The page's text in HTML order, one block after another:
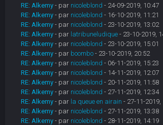
RE: Alkemy - par nicoleblond - 24-09-2019, 10:47
RE: Alkemy - par nicoleblond - 16-10-2019, 11:21
RE: Alkemy - par nicoleblond - 23-10-2019, 13:02
RE: Alkemy - par latribuneludique- 23-10-2019,
RE: Alkemy - par nicoleblond - 23-10-2019, 15:01
RE: Alkemy - par boombo- 23-10-2019, 20:52
RE: Alkemy - par nicoleblond - 06-11-2019, 15:23
RE: Alkemy - par nicoleblond - 14-11-2019, 12:07
RE: Alkemy - par nicoleblond - 20-11-2019, 11:58
RE: Alkemy - par nicoleblond - 27-11-2019, 12:34
RE: Alkemy - par la queue en airain - 27-11-2019,
RE: Alkemy - par nicoleblond - 27-11-2019, 13:38
RE: Alkemy - par nicoleblond - 28-11-2019, 14:19